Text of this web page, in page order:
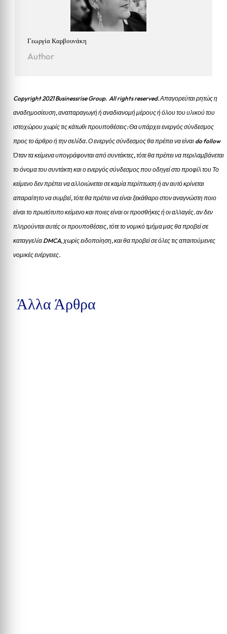
Γεωργία Καρβουνάκη
Author
Copyright 2021 Businessrise Group. All rights reserved. Απαγορεύται ρητώς η
αναδημοσίευση, αναπαραγωγή ή αναδιανομή μέρους ή όλου του υλικού του
ιστοχώρου χωρίς τις κάτωθι προυποθέσεις: Θα υπάρχει ενεργός σύνδεσμος
προς το άρθρο ή την σελίδα.Ο ενεργός σύνδεσμος θα πρέπει να είναι do follow
Όταν τα κείμενα υπογράφονται από συντάκτες, τότε θα πρέπει να περιλαμβάνεται
το όνομα του συντάκτη και ο ενεργός σύνδεσμος που οδηγεί στο προφίλ του Το
κείμενο δεν πρέπει να αλλοιώνεται σε καμία περίπτωση ή αν αυτό κρίνεται
απαραίτητο να συμβεί, τότε θα πρέπει να είναι ξεκάθαρο στον αναγνώστη ποιο
είναι το πρωτότυπο κείμενο και ποιες είναι οι προσθήκες ή οι αλλαγές. αν δεν
πληρούνται αυτές οι προυποθέσεις, τότε το νομικό τμήμα μας θα προβεί σε
καταγγελία DMCA, χωρίς ειδοποίηση, και θα προβεί σε όλες τις απαιτούμενες
νομικές ενέργειες.
Άλλα Άρθρα